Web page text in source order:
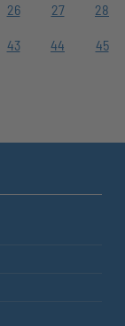
26 27 28
43 44 45